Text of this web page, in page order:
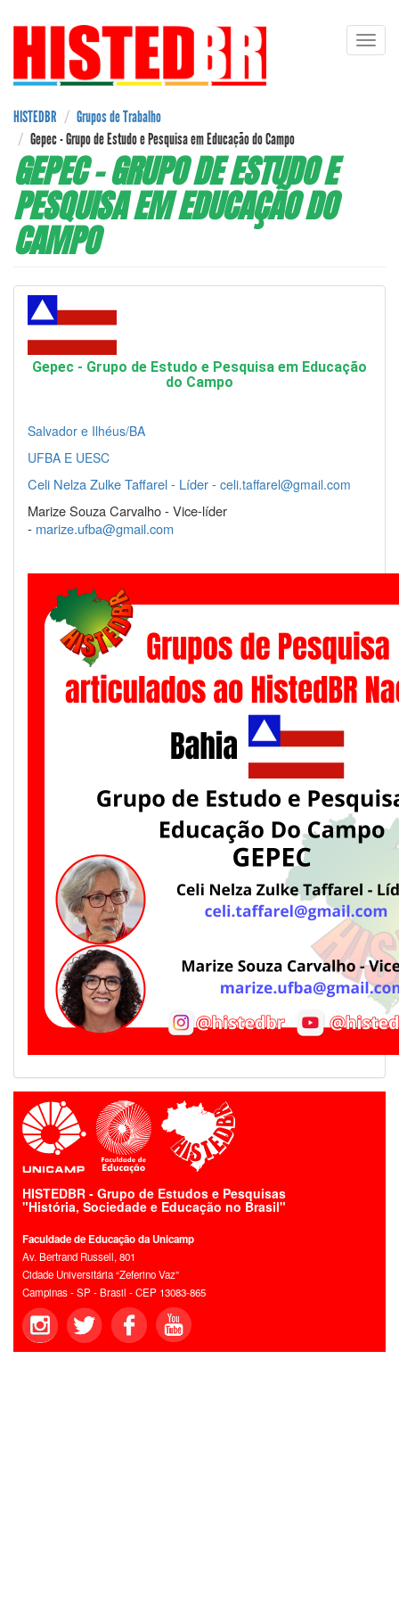
Pular
conteúdo
HISTEDBR
Grupos de Trabalho
Gepec - Grupo de Estudo e Pesquisa em Educação do Campo
GEPEC - GRUPO DE ESTUDO E
PESQUISA EM EDUCAÇÃO DO
CAMPO
Gepec - Grupo de Estudo e Pesquisa em Educação
do Campo
Salvador e Ilhéus/BA
UFBA E UESC
Celi Nelza Zulke Taffarel - Líder - celi.taffarel@gmail.com
Marize Souza Carvalho - Vice-líder
- marize.ufba@gmail.com
HISTEDBR - Grupo de Estudos e Pesquisas
"História, Sociedade e Educação no Brasil"
Faculdade de Educação da Unicamp
Av. Bertrand Russell, 801
Cidade Universitária “Zeferino Vaz”
Campinas - SP - Brasil - CEP 13083-865